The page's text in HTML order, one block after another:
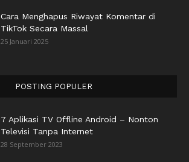
Cara Menghapus Riwayat Komentar di
TikTok Secara Massal
25 Januari 2025
POSTING POPULER
7 Aplikasi TV Offline Android – Nonton
Televisi Tanpa Internet
28 September 2023